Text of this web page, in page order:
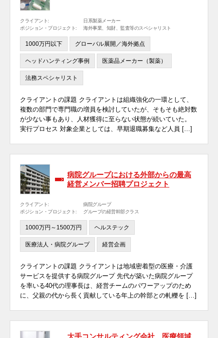
クライアント:
日系製薬メーカー
ポジション・プロジェクト:
海外事業、知財、監査等のスペシャリスト
1000万円以下 グローバル展開／海外拠点
ヘッドハンティング事例 医薬品メーカー（製薬）
法務スペシャリスト
クライアントの課題 クライアントは組織強化の一環として、
複数の部門で専門職の増員を検討していたが、そもそも絶対数
が少ない事もあり、人材獲得に至らない状態が続いていた。
実行プロセス 対象企業としては、早期退職募集など人員 […]
病院グループにおける外部からの最高
経営メンバー招聘プロジェクト
クライアント:
病院グループ
ポジション・プロジェクト:
グループの経営幹部クラス
1000万円～1500万円 ヘルステック
医療法人・病院グループ 経営企画
クライアントの課題 クライアントは地域密着型の医療・介護
サービスを提供する病院グループ 先代が築いた病院グループ
を率いる40代の理事長は、経営チームのパワーアップのため
に、父親の代から長く貢献している年上の幹部との軋轢を […]
大手コンサルティング会社 医療領域